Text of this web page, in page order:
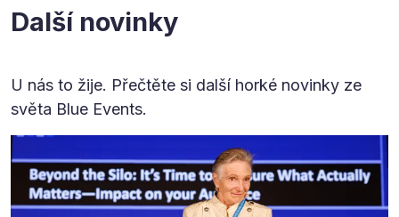
Další novinky
U nás to žije. Přečtěte si další horké novinky ze
světa Blue Events.